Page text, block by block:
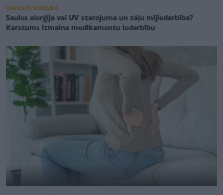
ĢIMENES VESELĪBA
Saules alerģija vai UV starojuma un zāļu mijiedarbība?
Karstums izmaina medikamentu iedarbību